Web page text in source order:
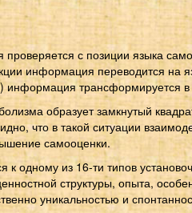
с позиции языка
информация переводится на
информация трансформируется
образует замкнутый
что в такой ситуации
самооценки.
одному из 16-ти типов
структуры, опыта,
уникальностью и